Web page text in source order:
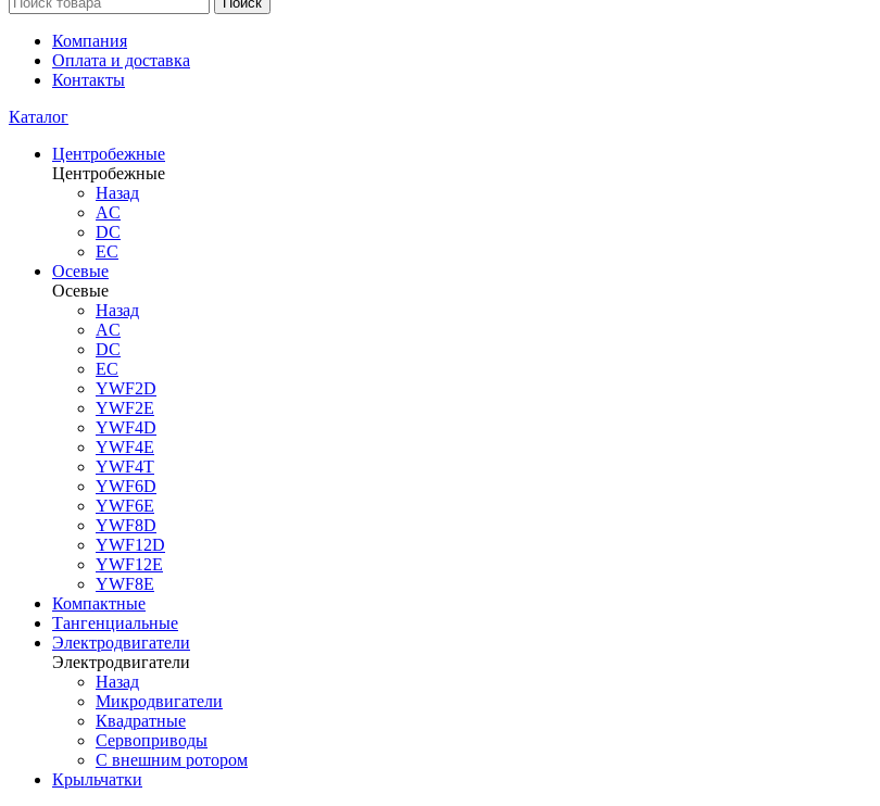
Компания
Оплата и доставка
Контакты
Каталог
Центробежные
Центробежные
Назад
AC
DC
EC
Осевые
Осевые
Назад
AC
DC
EC
YWF2D
YWF2E
YWF4D
YWF4E
YWF4T
YWF6D
YWF6E
YWF8D
YWF12D
YWF12E
YWF8E
Компактные
Тангенциальные
Электродвигатели
Электродвигатели
Назад
Микродвигатели
Квадратные
Сервоприводы
С внешним ротором
Крыльчатки